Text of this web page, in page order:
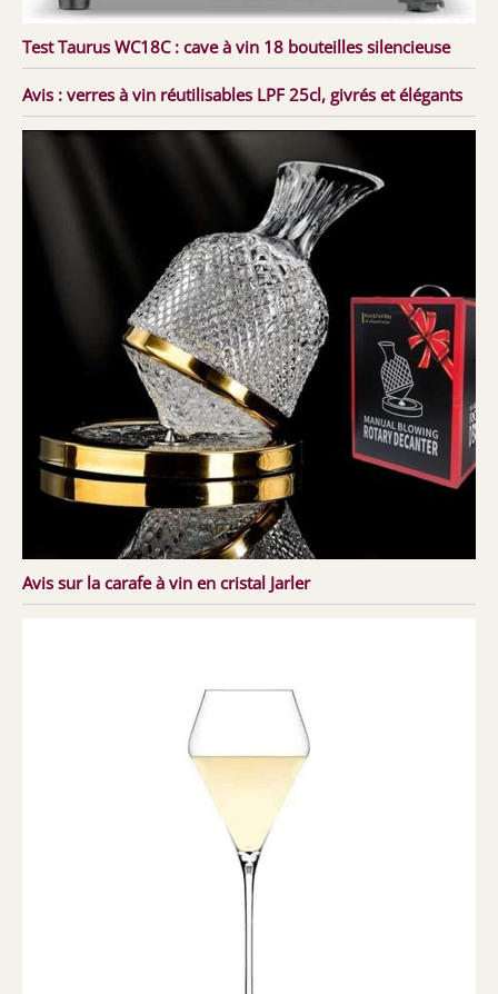
Test Taurus WC18C : cave à vin 18 bouteilles silencieuse
Avis : verres à vin réutilisables LPF 25cl, givrés et élégants
Avis sur la carafe à vin en cristal Jarler